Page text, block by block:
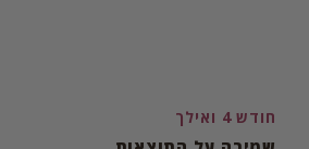
חודש 4 ואילך